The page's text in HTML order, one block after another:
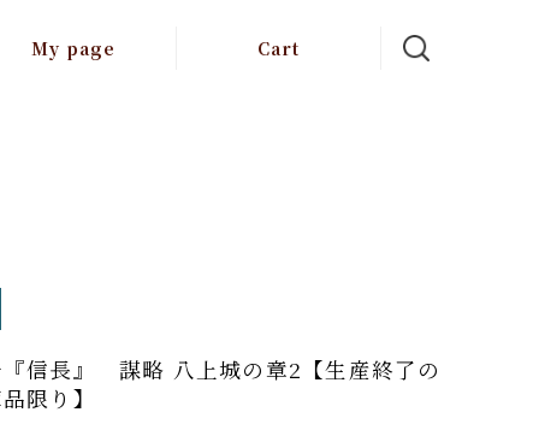
My page Cart
信長』 謀略 八上城の章2【生産終了の
限り】